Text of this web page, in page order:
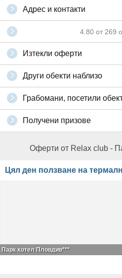
Адрес и контакти
4.80 от 269
Изтекли оферти
Други обекти наблизо
Грабомани, посетили
Получени призове
Оферти от Relax club -
Цял ден ползване на
Парк хотел Пловдив***